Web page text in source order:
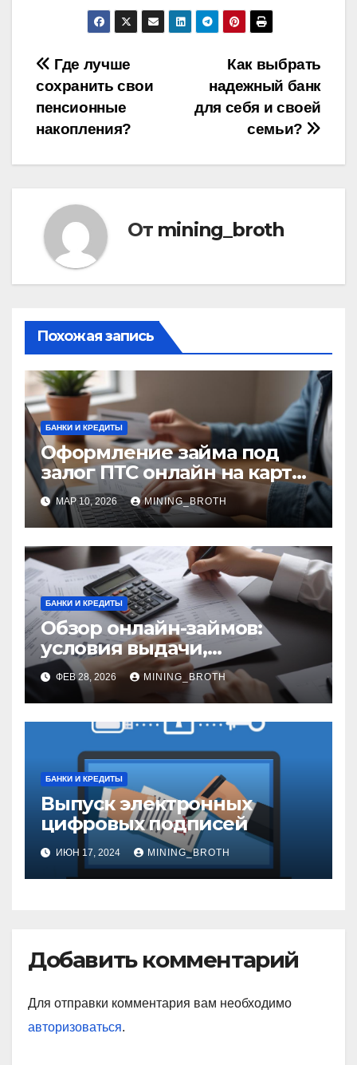
Навигация
по
записям
Как выбрать
надежный банк
для себя и своей
семьи?
Где лучше
сохранить свои
пенсионные
накопления?
От mining_broth
Похожая запись
БАНКИ И КРЕДИТЫ
Оформление займа под
залог ПТС онлайн на карту
без визита в офис:
порядок, требования и
документы
МАР 10, 2026 MINING_BROTH
БАНКИ И КРЕДИТЫ
Обзор онлайн-займов:
условия выдачи,
процентные ставки и
требования к заемщикам
ФЕВ 28, 2026 MINING_BROTH
БАНКИ И КРЕДИТЫ
Выпуск электронных
цифровых подписей
ИЮН 17, 2024 MINING_BROTH
Добавить комментарий
Для отправки комментария вам необходимо
авторизоваться.